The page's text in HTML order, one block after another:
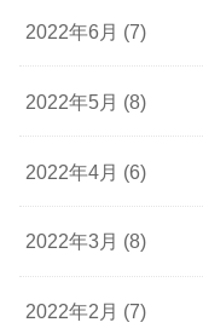
2022年6月 (7)
2022年5月 (8)
2022年4月 (6)
2022年3月 (8)
2022年2月 (7)